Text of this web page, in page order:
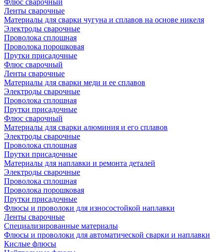
Флюс сварочный
Ленты сварочные
Материалы для сварки чугуна и сплавов на основе никеля
Электроды сварочные
Проволока сплошная
Проволока порошковая
Прутки присадочные
Флюс сварочный
Ленты сварочные
Материалы для сварки меди и ее сплавов
Электроды сварочные
Проволока сплошная
Прутки присадочные
Флюс сварочный
Материалы для сварки алюминия и его сплавов
Электроды сварочные
Проволока сплошная
Прутки присадочные
Материалы для наплавки и ремонта деталей
Электроды сварочные
Проволока сплошная
Проволока порошковая
Прутки присадочные
Флюсы и проволоки для износостойкой наплавки
Ленты сварочные
Специализированные материалы
Флюсы и проволоки для автоматической сварки и наплавки
Кислые флюсы